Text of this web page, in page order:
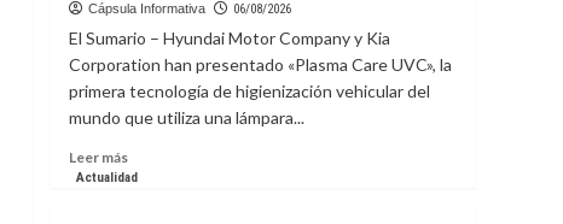
Uruguay,
Argentina
y
Perú
6
al
Cápsula Informativa 06/08/2026
El Sumario – Hyundai Motor Company y Kia
Corporation han presentado «Plasma Care UVC», la
primera tecnología de higienización vehicular del
mundo que utiliza una lámpara...
Leer másLeer
más
Actualidad